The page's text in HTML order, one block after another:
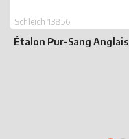
Étalon Pur-Sang Anglais
Schleich 13856